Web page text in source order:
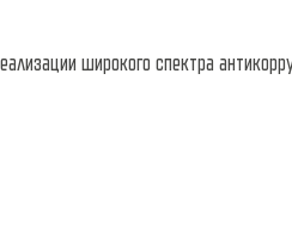
широкого спектра